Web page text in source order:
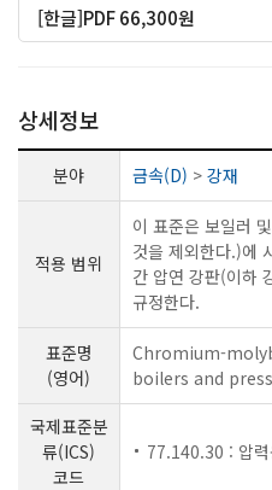
[한글]PDF 66,300원
상세정보
분야 금속(D) > 강재
적용 범위
이 표준은 보일러
것을 제외한다.)에
간 압연 강판(이하
규정한다.
표준명
(영어)
Chromium-
boilers and
국제표준분
류(ICS)
코드
77.140.30 : 압력